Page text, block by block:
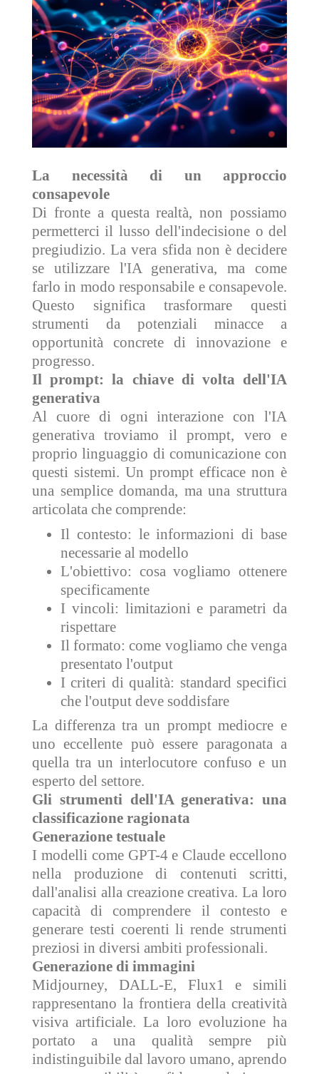
La necessità di un approccio
consapevole
Di fronte a questa realtà, non possiamo
permetterci il lusso dell'indecisione o del
pregiudizio. La vera sfida non è decidere
se utilizzare l'IA generativa, ma come
farlo in modo responsabile e consapevole.
Questo significa trasformare questi
strumenti da potenziali minacce a
opportunità concrete di innovazione e
progresso.
Il prompt: la chiave di volta dell'IA
generativa
Al cuore di ogni interazione con l'IA
generativa troviamo il prompt, vero e
proprio linguaggio di comunicazione con
questi sistemi. Un prompt efficace non è
una semplice domanda, ma una struttura
articolata che comprende:
Il contesto: le informazioni di base
necessarie al modello
L'obiettivo: cosa vogliamo ottenere
specificamente
I vincoli: limitazioni e parametri da
rispettare
Il formato: come vogliamo che venga
presentato l'output
I criteri di qualità: standard specifici
che l'output deve soddisfare
La differenza tra un prompt mediocre e
uno eccellente può essere paragonata a
quella tra un interlocutore confuso e un
esperto del settore.
Gli strumenti dell'IA generativa: una
classificazione ragionata
Generazione testuale
I modelli come GPT-4 e Claude eccellono
nella produzione di contenuti scritti,
dall'analisi alla creazione creativa. La loro
capacità di comprendere il contesto e
generare testi coerenti li rende strumenti
preziosi in diversi ambiti professionali.
Generazione di immagini
Midjourney, DALL-E, Flux1 e simili
rappresentano la frontiera della creatività
visiva artificiale. La loro evoluzione ha
portato a una qualità sempre più
indistinguibile dal lavoro umano, aprendo